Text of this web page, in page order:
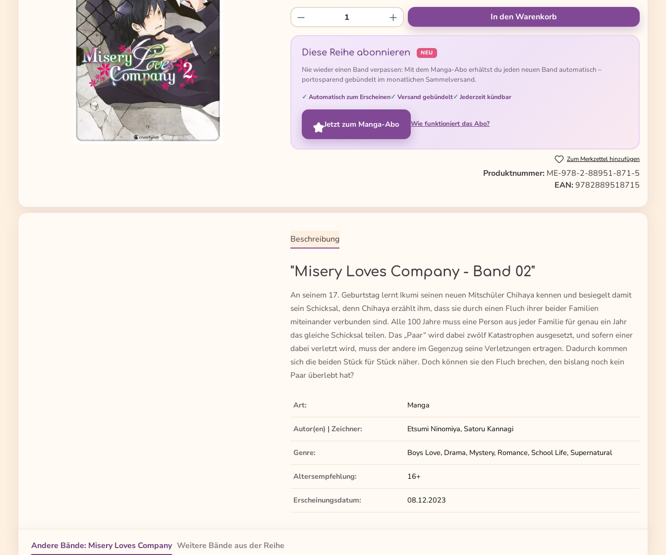
Produkt Anzahl: Gib den gewünschten Wert ein oder benutze die
In den Warenkorb
Diese Reihe abonnieren NEU
Nie wieder einen Band verpassen: Mit dem Manga-Abo erhältst du jeden neuen Band automatisch –
portosparend gebündelt im monatlichen Sammelversand.
Automatisch zum Erscheinen Versand gebündelt Jederzeit kündbar
Jetzt zum Manga-Abo Wie funktioniert das Abo?
Zum Merkzettel hinzufügen
Produktnummer: ME-978-2-88951-871-5
EAN: 9782889518715
Beschreibung
"Misery Loves Company - Band 02"
An seinem 17. Geburtstag lernt Ikumi seinen neuen Mitschüler Chihaya kennen und besiegelt damit
sein Schicksal, denn Chihaya erzählt ihm, dass sie durch einen Fluch ihrer beider Familien
miteinander verbunden sind. Alle 100 Jahre muss eine Person aus jeder Familie für genau ein Jahr
das gleiche Schicksal teilen. Das „Paar“ wird dabei zwölf Katastrophen ausgesetzt, und sofern einer
dabei verletzt wird, muss der andere im Gegenzug seine Verletzungen ertragen. Dadurch kommen
sich die beiden Stück für Stück näher. Doch können sie den Fluch brechen, den bislang noch kein
Paar überlebt hat?
Art: Manga
Autor(en) | Zeichner: Etsumi Ninomiya, Satoru Kannagi
Genre: Boys Love, Drama, Mystery, Romance, School Life, Supernatural
Altersempfehlung: 16+
Erscheinungsdatum: 08.12.2023
Andere Bände: Misery Loves Company Weitere Bände aus der Reihe